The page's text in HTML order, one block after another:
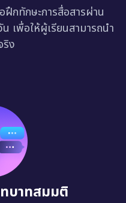
ฝึกทักษะการสื่อสารผ่าน
เพื่อให้ผู้เรียนสามารถนำ
ริง
บาทสมมติ